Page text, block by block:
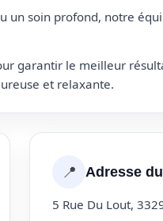
un soin profond, notre
garantir le meilleur
et relaxante.
📍 Adresse
5 Rue Du Lout,